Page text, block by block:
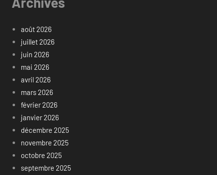
août 2026
juillet 2026
juin 2026
mai 2026
avril 2026
mars 2026
février 2026
janvier 2026
décembre 2025
novembre 2025
octobre 2025
septembre 2025